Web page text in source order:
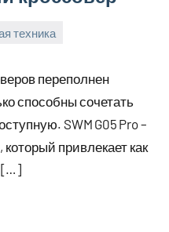
техника
переполнен
способны сочетать
SWM G05 Pro –
привлекает как
[…]